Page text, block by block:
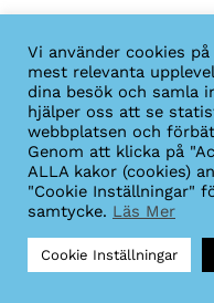
Vi använder cookies
mest relevanta
dina besök och samla
hjälper oss att se
webbplatsen och
Genom att klicka på
ALLA kakor (cookies)
"Cookie Inställningar"
samtycke. Läs Mer
Cookie Inställningar